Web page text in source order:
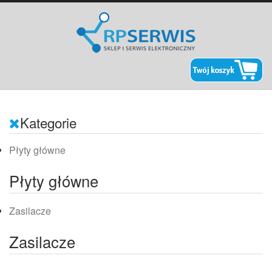
Kategorie
Płyty główne
Płyty główne
Zasilacze
Zasilacze